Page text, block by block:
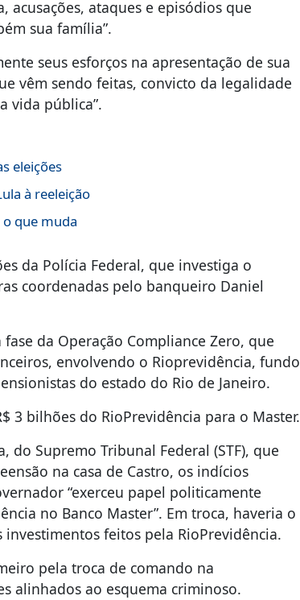
acusações, ataques e episódios que
sua família”.
seus esforços na apresentação de sua
vêm sendo feitas, convicto da legalidade
vida pública”.
eleições
à reeleição
que muda
da Polícia Federal, que investiga o
coordenadas pelo banqueiro Daniel
da Operação Compliance Zero, que
envolvendo o Rioprevidência, fundo
do estado do Rio de Janeiro.
3 bilhões do RioPrevidência para o Master.
Supremo Tribunal Federal (STF), que
na casa de Castro, os indícios
“exerceu papel politicamente
no Banco Master”. Em troca, haveria o
feitos pela RioPrevidência.
pela troca de comando na
alinhados ao esquema criminoso.